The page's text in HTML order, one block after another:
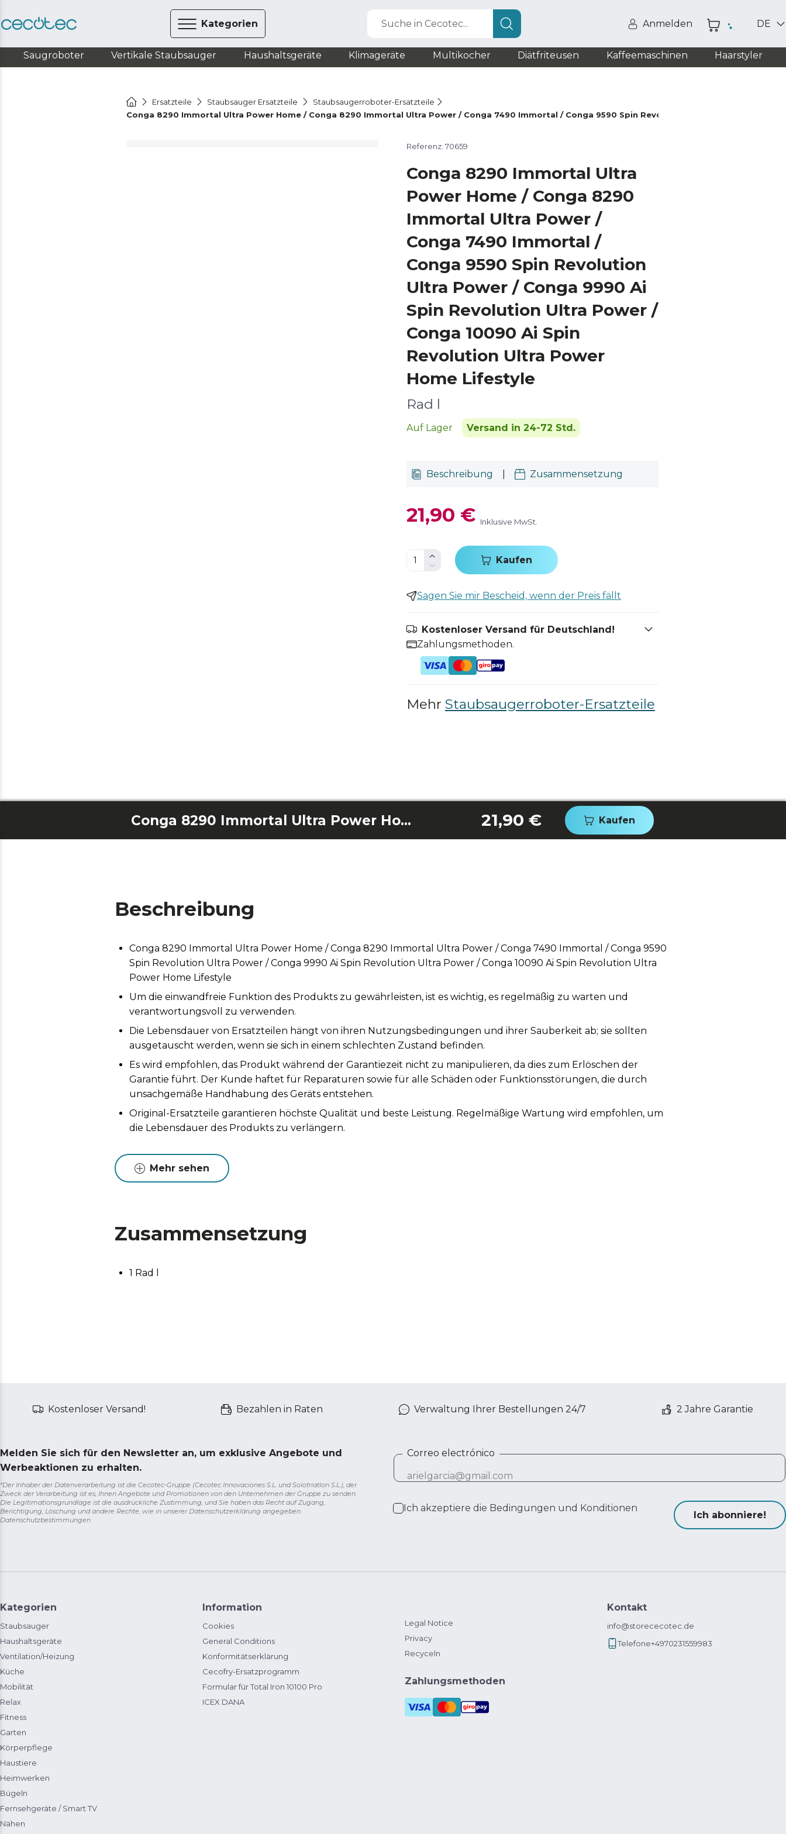
Kategorien Suche in Cecotec... Anmelden DE
Saugroboter Vertikale Staubsauger Haushaltsgeräte Klimageräte Multikocher Diätfriteusen Kaffeemaschinen Haarstyler
Ersatzteile Staubsauger Ersatzteile
Staubsaugerroboter-Ersatzteile
Conga 8290 Immortal Ultra Power Home / Conga 8290 Immortal Ultra Power / Conga 7490 Immortal / Conga 9590 Spin Revolution Ultra Power / Conga
Referenz: 70659
Conga 8290 Immortal Ultra
Power Home / Conga 8290
Immortal Ultra Power /
Conga 7490 Immortal /
Conga 9590 Spin Revolution
Ultra Power / Conga 9990 Ai
Spin Revolution Ultra Power /
Conga 10090 Ai Spin
Revolution Ultra Power
Home Lifestyle
Rad l
Auf Lager Versand in 24-72 Std.
Beschreibung Zusammensetzung
21,90 € Inklusive MwSt.
Kaufen
Sagen Sie mir Bescheid, wenn der Preis fällt
Kostenloser Versand für Deutschland!
Zahlungsmethoden.
Mehr Staubsaugerroboter-Ersatzteile
Conga 8290 Immortal Ultra Power Home / Conga 8290 Immortal Ultra Power / Conga 7490 Immortal / Conga 9590 Spin Revolution Ultra Power / Conga 9990 Ai Spin Revolution Ultra Power / Conga 10090 Ai Spin Revolution Ultra Power Home Lifestyle 21,90 € Kaufen
Beschreibung
Conga 8290 Immortal Ultra Power Home / Conga 8290 Immortal Ultra Power / Conga 7490 Immortal / Conga 9590
Spin Revolution Ultra Power / Conga 9990 Ai Spin Revolution Ultra Power / Conga 10090 Ai Spin Revolution Ultra
Power Home Lifestyle
Um die einwandfreie Funktion des Produkts zu gewährleisten, ist es wichtig, es regelmäßig zu warten und
verantwortungsvoll zu verwenden.
Die Lebensdauer von Ersatzteilen hängt von ihren Nutzungsbedingungen und ihrer Sauberkeit ab; sie sollten
ausgetauscht werden, wenn sie sich in einem schlechten Zustand befinden.
Es wird empfohlen, das Produkt während der Garantiezeit nicht zu manipulieren, da dies zum Erlöschen der
Garantie führt. Der Kunde haftet für Reparaturen sowie für alle Schäden oder Funktionsstörungen, die durch
unsachgemäße Handhabung des Geräts entstehen.
Original-Ersatzteile garantieren höchste Qualität und beste Leistung. Regelmäßige Wartung wird empfohlen, um
die Lebensdauer des Produkts zu verlängern.
Mehr sehen
Zusammensetzung
1 Rad l
Kostenloser Versand! Bezahlen in Raten Verwaltung Ihrer Bestellungen 24/7 2 Jahre Garantie
Melden Sie sich für den Newsletter an, um exklusive Angebote und
Werbeaktionen zu erhalten.
*Der Inhaber der Datenverarbeitung ist die Cecotec-Gruppe (Cecotec Innovaciones S.L. und Solotriatlon S.L.), der
Zweck der Verarbeitung ist es, Ihnen Angebote und Promotionen von den Unternehmen der Gruppe zu senden.
Die Legitimationsgrundlage ist die ausdrückliche Zustimmung, und Sie haben das Recht auf Zugang,
Berichtigung, Löschung und andere Rechte, wie in unserer Datenschutzerklärung angegeben.
Datenschutzbestimmungen
Correo electrónico
Ich akzeptiere die Bedingungen und Konditionen
Ich abonniere!
Kategorien
Staubsauger
Haushaltsgeräte
Ventilation/Heizung
Küche
Mobilität
Relax
Fitness
Garten
Körperpflege
Haustiere
Heimwerken
Bügeln
Fernsehgeräte / Smart TV
Nähen
Information
Cookies
General Conditions
Konformitätserklärung
Cecofry-Ersatzprogramm
Formular für Total Iron 10100 Pro
ICEX DANA
Legal Notice
Privacy
Recyceln
Zahlungsmethoden
Kontakt
info@storececotec.de
Telefone+4970231559983